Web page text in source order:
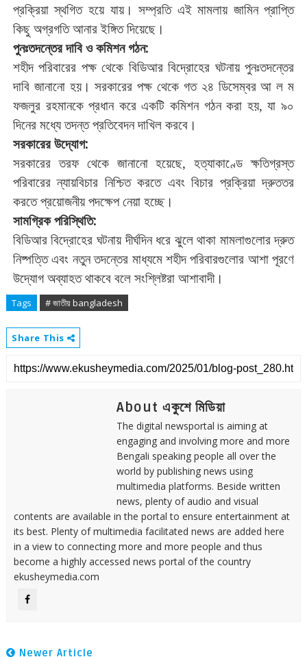
প্রক্রিয়া স্থগিত হয়ে যায়। সম্প্রতি এই মামলায় জামিন প্রাপ্তি
কিছু অগ্রগতি আনার ইঙ্গিত দিয়েছে।
পুনঃতদন্তের দাবি ও কমিশন গঠন:
শহীদ পরিবারের পক্ষ থেকে বিডিআর বিদ্রোহের ঘটনায় পুনঃতদন্তের
দাবি জানানো হয়। সরকারের পক্ষ থেকে গত ২৪ ডিসেম্বর আ ল ম
ফজলুর রহমানকে প্রধান করে একটি কমিশন গঠন করা হয়,যা ৯০
দিনের মধ্যে তদন্ত প্রতিবেদন দাখিল করবে।
সরকারের উদ্যোগ:
সরকারের তরফ থেকে জানানো হয়েছে,হত্যাকাণ্ডে ক্ষতিগ্রস্ত
পরিবারের ন্যায়বিচার নিশ্চিত করতে এবং বিচার প্রক্রিয়া দ্রুততর
করতে প্রয়োজনীয় পদক্ষেপ নেয়া হচ্ছে।
সামগ্রিক পরিস্থিতি:
বিডিআর বিদ্রোহের ঘটনায় দীর্ঘদিন ধরে ঝুলে থাকা মামলাগুলোর দ্রুত
নিষ্পত্তি এবং নতুন তদন্তের মাধ্যমে শহীদ পরিবারগুলোর আশা পূরণে
উদ্যোগ অব্যাহত থাকবে বলে সংশ্লিষ্টরা আশাবাদী।
Tags # জাতীয় bangladesh
Share This
About একুশে মিডিয়া
The digital newsportal is aiming at
engaging and involving more and more
Bengali speaking people all over the
world by publishing news using
multimedia platforms. Beside written
news, plenty of audio and visual
contents are available in the portal to ensure entertainment at
its best. Plenty of multimedia facilitated news are added here
in a view to connecting more and more people and thus
become a highly accessed news portal of the country
ekusheymedia.com
Newer Article